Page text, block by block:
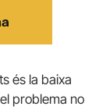
és la baixa
problema no